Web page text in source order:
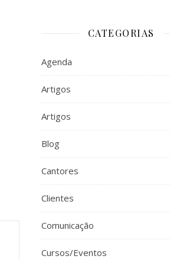
CATEGORIAS
Agenda
Artigos
Artigos
Blog
Cantores
Clientes
Comunicação
Cursos/Eventos